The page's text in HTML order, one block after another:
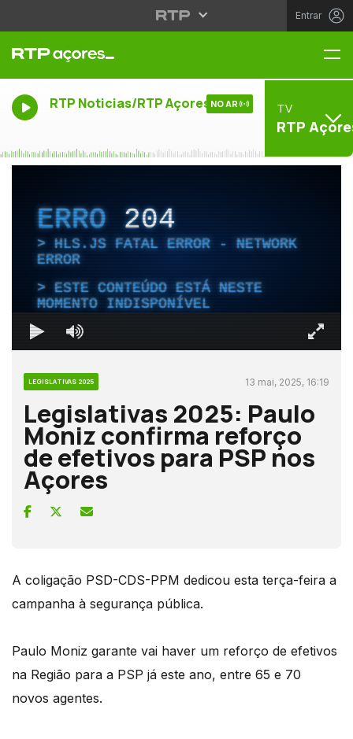
Entrar
RTP Noticias/RTP Açores NO AR TV
RTP
ERRO204
HLS.JS FATAL ERROR - NETWORK
ERROR
ESTE CONTEÚDO ESTÁ NESTE
MOMENTO INDISPONÍVEL
LEGISLATIVAS 2025 13 mai, 2025, 16:19
Legislativas 2025: Paulo
Moniz confirma reforço
de efetivos para PSP nos
Açores
A coligação PSD-CDS-PPM dedicou esta terça-feira a
campanha à segurança pública.
Paulo Moniz garante vai haver um reforço de efetivos
na Região para a PSP já este ano, entre 65 e 70
novos agentes.